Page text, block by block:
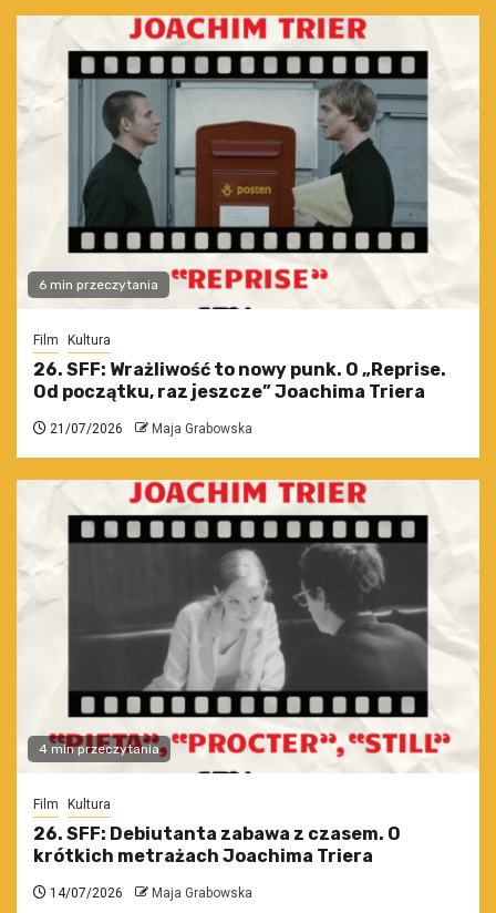
6 min przeczytania
Film Kultura
26. SFF: Wrażliwość to nowy punk. O „Reprise.
Od początku, raz jeszcze” Joachima Triera
21/07/2026 Maja Grabowska
4 min przeczytania
Film Kultura
26. SFF: Debiutanta zabawa z czasem. O
krótkich metrażach Joachima Triera
14/07/2026 Maja Grabowska